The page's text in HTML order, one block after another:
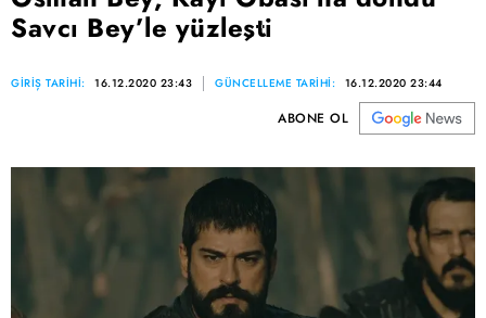
Savcı Bey’le yüzleşti
GİRİŞ TARİHİ: 16.12.2020 23:43 GÜNCELLEME TARİHİ: 16.12.2020 23:44
ABONE OL